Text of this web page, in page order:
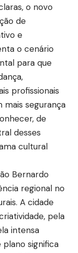
o novo
de
e
o cenário
para que
profissionais
segurança
de
desses
cultural
Bernardo
regional no
A cidade
pela
intensa
plano significa